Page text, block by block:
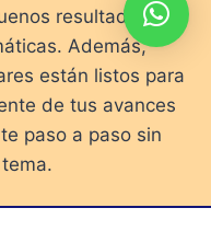
resultados en
Además,
están listos para
de tus avances
paso a paso sin